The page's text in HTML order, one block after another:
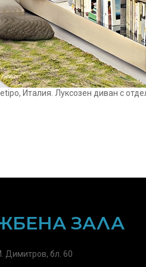
Италия. Луксозен диван с
ЗАЛА
Димитров, бл. 60